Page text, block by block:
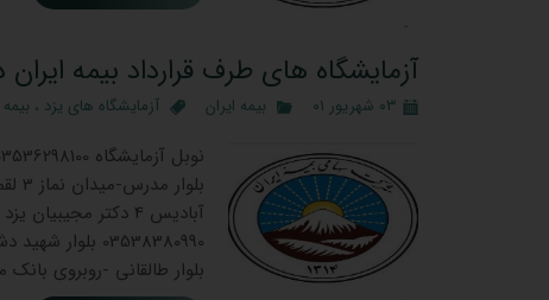
آزمایشگاه های طرف قرارداد بیمه ایران
۰۳ شهریور ۰۱ بیمه ایران آزمایشگاه های یزد ،
بلوار طالقانی -روبروی بانک ملت 7 پارس یزد 03536272090 یزد بلوارطالقانی روبروی